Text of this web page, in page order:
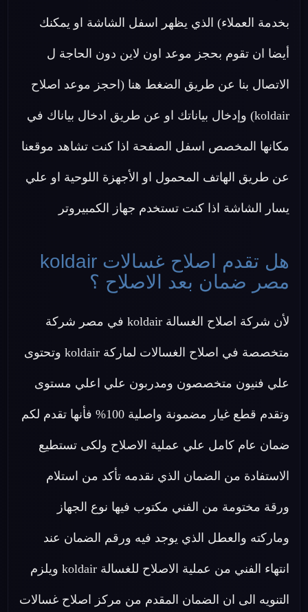
بخدمة العملاء) الذي يظهر اسفل الشاشة او يمكنك
أيضا ان تقوم بحجز موعد اون لاين دون الحاجة ل
الاتصال بنا عن طريق الضغط هنا (احجز موعد اصلاح
koldair) وإدخال بياناتك او عن طريق ادخال بياناك في
مكانها المخصص اسفل الصفحة اذا كنت تشاهد موقعنا
عن طريق الهاتف المحمول او الأجهزة اللوحية او علي
يسار الشاشة اذا كنت تستخدم جهاز الكمبيروتر
هل تقدم اصلاح غسالات koldair
مصر ضمان بعد الاصلاح ؟
لأن شركة اصلاح الغسالة koldair في مصر شركة
متخصصة في اصلاح الغسالات لماركة koldair وتحتوى
علي فنيون متخصصون ومدربون علي اعلي مستوى
وتقدم قطع غيار مضمونة واصلية 100% فأنها تقدم لكم
ضمان عام كامل علي عملية الاصلاح ولكى تستطيع
الاستفادة من الضمان الذي نقدمه تأكد من استلام
ورقة مختومة من الفني مكتوب فيها نوع الجهاز
وماركته والعطل الذي يوجد فيه ورقم الضمان عند
انتهاء الفني من عملية الاصلاح للغسالة koldair ويلزم
التنويه الى ان الضمان المقدم من مركز اصلاح غسالات